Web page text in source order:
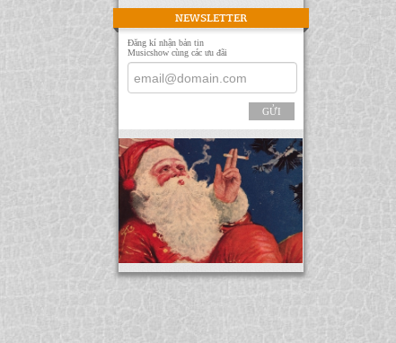
NEWSLETTER
Đăng kí nhận bản tin
Musicshow cùng các ưu đãi
GỬI